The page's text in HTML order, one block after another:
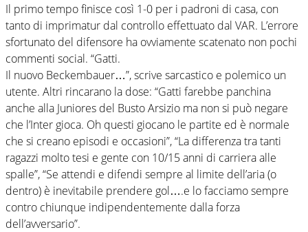
Il primo tempo finisce così 1-0 per i padroni di casa, con
tanto di imprimatur dal controllo effettuato dal VAR. L’errore
sfortunato del difensore ha ovviamente scatenato non pochi
commenti social. “Gatti.
Il nuovo Beckembauer…”, scrive sarcastico e polemico un
utente. Altri rincarano la dose: “Gatti farebbe panchina
anche alla Juniores del Busto Arsizio ma non si può negare
che l’Inter gioca. Oh questi giocano le partite ed è normale
che si creano episodi e occasioni”, “La differenza tra tanti
ragazzi molto tesi e gente con 10/15 anni di carriera alle
spalle”, “Se attendi e difendi sempre al limite dell’aria (o
dentro) è inevitabile prendere gol….e lo facciamo sempre
contro chiunque indipendentemente dalla forza
dell’avversario”.